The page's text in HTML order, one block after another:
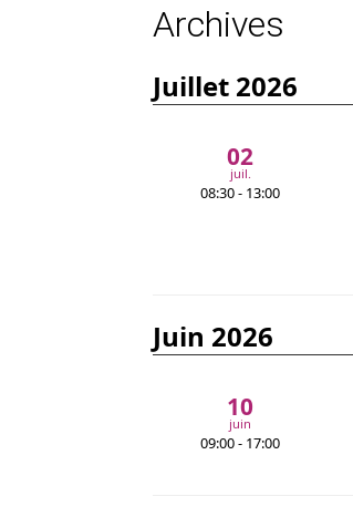
Archives
juillet 2026
02
juil.
08:30 - 13:00
juin 2026
10
juin
09:00 - 17:00